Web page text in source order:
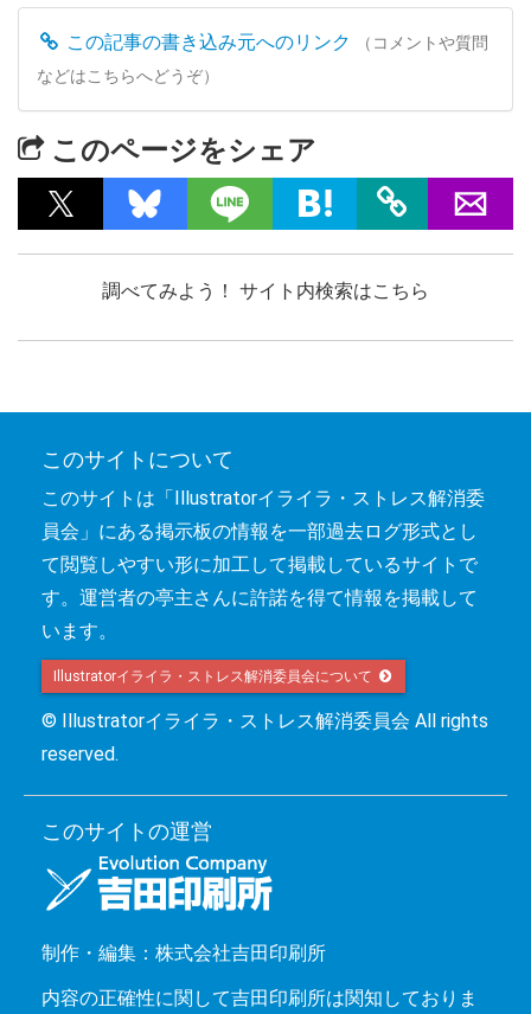
この記事の書き込み元へのリンク
（コメントや質問
などはこちらへどうぞ）
このページをシェア
調べてみよう！ サイト内検索はこちら
このサイトについて
このサイトは「Illustratorイライラ・ストレス解消委
員会」にある掲示板の情報を一部過去ログ形式とし
て閲覧しやすい形に加工して掲載しているサイトで
す。運営者の亭主さんに許諾を得て情報を掲載して
います。
Illustratorイライラ・ストレス解消委員会について
© Illustratorイライラ・ストレス解消委員会 All rights
reserved.
このサイトの運営
制作・編集：株式会社吉田印刷所
内容の正確性に関して吉田印刷所は関知しておりま